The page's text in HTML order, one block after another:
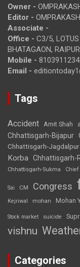
Owner -
Editor -
Associate -
Office - C3/5, LOTUS
BHATAGAON, RAIPUR
Mobile - 8103911234
Email -
Tags
Accident Amit Shah
Chhattisgarh-Bijapur
Chhattisgarh-Jagdalpur
Korba Chhattisgarh-
Chhattisgarh-Sukma
Sai CM Congress
Kejriwal mohan Mohan
Stock market suicide
vishnu
Categories